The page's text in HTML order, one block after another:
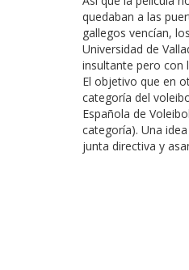
quedaban a las
gallegos vencían,
Universidad de
insultante pero con
El objetivo que en
categoría del
Española de
categoría). Una
junta directiva y